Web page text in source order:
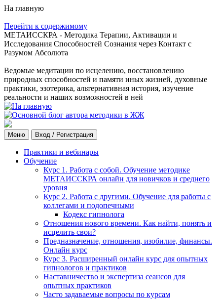
На главную
Перейти к содержимому
МЕТАИССКРА - Методика Терапии, Активации и
Исследования Способностей Сознания через Контакт с
Разумом Абсолюта
Ведомые медитации по исцелению, восстановлению
природных способностей и памяти иных жизней, духовные
практики, эзотерика, альтернативная история, изучение
реальности и наших возможностей в ней
Меню Вход / Регистрация
Практики и вебинары
Обучение
Курс 1. Работа с собой. Обучение методике
МЕТАИССКРА онлайн для новичков и среднего
уровня
Курс 2. Работа с другими. Обучение для работы с
коллегами и подопечными
Кодекс гипнолога
Отношения нового времени. Как найти, понять и
исцелить свои?
Предназначение, отношения, изобилие, финансы.
Онлайн курс
Курс 3. Расширенный онлайн курс для опытных
гипнологов и практиков
Наставничество и экспертиза сеансов для
опытных практиков
Часто задаваемые вопросы по курсам